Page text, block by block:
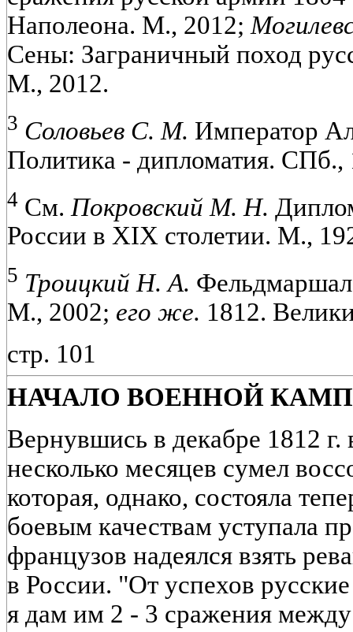
Наполеона. М., 2012;
Сены: Заграничный поход
М., 2012.
3 Соловьев С. М. Император
Политика - дипломатия. СПб.,
4 См. Покровский М. Н.
России в XIX столетии. М.,
5 Троицкий Н. А.
М., 2002; его же. 1812.
стр. 101
НАЧАЛО ВОЕННОЙ
Вернувшись в декабре 1812
несколько месяцев сумел
которая, однако, состояла
боевым качествам уступала
французов надеялся взять
в России. "От успехов
я дам им 2 - 3 сражения